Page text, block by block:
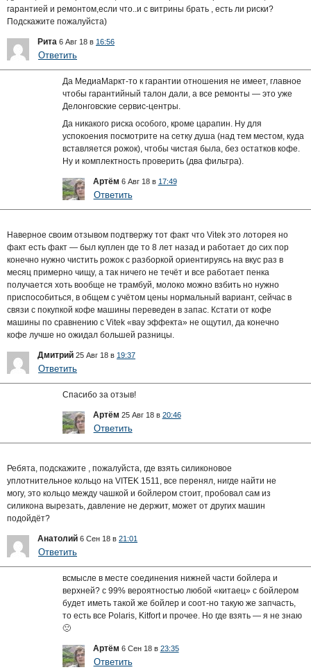
гарантией и ремонтом,если что..и с витрины брать , есть ли риски?
Подскажите пожалуйста)
Рита 6 Авг 18 в 16:56
Ответить
Да МедиаМаркт-то к гарантии отношения не имеет, главное
чтобы гарантийный талон дали, а все ремонты — это уже
Делонговские сервис-центры.
Да никакого риска особого, кроме царапин. Ну для
успокоения посмотрите на сетку душа (над тем местом, куда
вставляется рожок), чтобы чистая была, без остатков кофе.
Ну и комплектность проверить (два фильтра).
Артём 6 Авг 18 в 17:49
Ответить
Наверное своим отзывом подтвержу тот факт что Vitek это лоторея но
факт есть факт — был куплен где то 8 лет назад и работает до сих пор
конечно нужно чистить рожок с разборкой ориентируясь на вкус раз в
месяц примерно чищу, а так ничего не течёт и все работает пенка
получается хоть вообще не трамбуй, молоко можно взбить но нужно
приспособиться, в общем с учётом цены нормальный вариант, сейчас в
связи с покупкой кофе машины переведен в запас. Кстати от кофе
машины по сравнению с Vitek «вау эффекта» не ощутил, да конечно
кофе лучше но ожидал большей разницы.
Дмитрий 25 Авг 18 в 19:37
Ответить
Спасибо за отзыв!
Артём 25 Авг 18 в 20:46
Ответить
Ребята, подскажите , пожалуйста, где взять силиконовое
уплотнительное кольцо на VITEK 1511, все перенял, нигде найти не
могу, это кольцо между чашкой и бойлером стоит, пробовал сам из
силикона вырезать, давление не держит, может от других машин
подойдёт?
Анатолий 6 Сен 18 в 21:01
Ответить
всмысле в месте соединения нижней части бойлера и
верхней? с 99% вероятностью любой «китаец» с бойлером
будет иметь такой же бойлер и соот-но такую же запчасть,
то есть все Polaris, Kitfort и прочее. Но где взять — я не знаю
🙁
Артём 6 Сен 18 в 23:35
Ответить